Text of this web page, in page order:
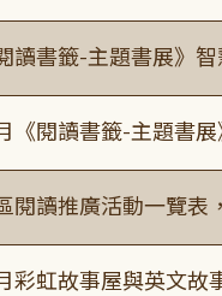
讀書籤-主題書展》
《閱讀書籤-主題書
閱讀推廣活動一覽表
彩虹故事屋與英文故